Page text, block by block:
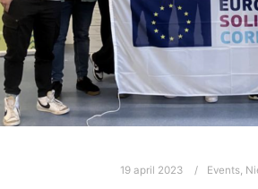
19 april 2023 Events,